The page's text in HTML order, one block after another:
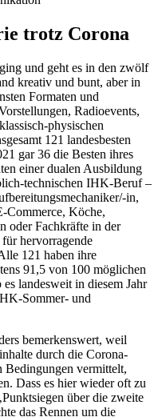
trotz Corona
und geht es in den zwölf
kreativ und bunt, aber in
Formaten und
Radioevents,
physischen
121 landesbesten
gar 36 die Besten ihres
einer dualen Ausbildung
technischen IHK-Beruf –
in,
Commerce, Köche,
oder Fachkräfte in der
hervorragende
121 haben ihre
91,5 von 100 möglichen
landesweit in diesem Jahr
Sommer- und
bemerkenswert, weil
durch die Corona-
Bedingungen vermittelt,
Dass es hier wieder oft zu
über die zweite
das Rennen um die